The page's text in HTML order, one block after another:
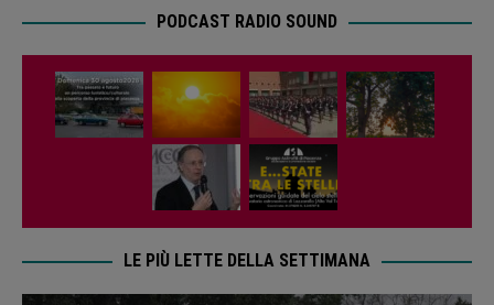
PODCAST RADIO SOUND
LE PIÙ LETTE DELLA SETTIMANA